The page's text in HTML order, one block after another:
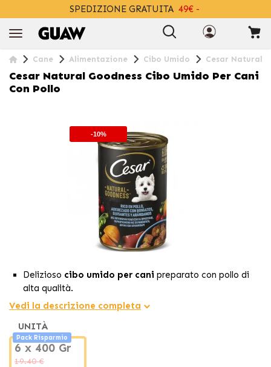
SPEDIZIONE GRATUITA 49€ -
Cane Alimentazione Cibo Umido Cesar Natural
Cesar Natural Goodness Cibo Umido Per Cani
Con Pollo
-10%
Delizioso cibo umido per cani preparato con pollo di
alta qualità.
Ricetta completa ed equilibrata che garantisce
un'alimentazione nutriente
Ideale per integrare o sostituire le crocchette secche
conconsistenza morbida e appetitosa
Vedi la descrizione completa
UNITÀ
Pack Risparmio
6 x 400 Gr
19.40 €